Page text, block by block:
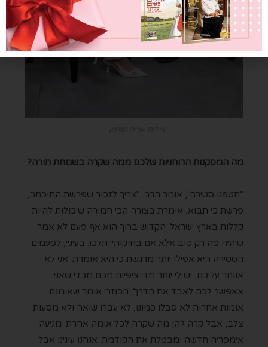
מה המסקנות הרוחניות שלכם ממה שקרה בשמחת תורה?
"חטפנו סטירה", אומר הרב. "צריך לזכור שפרשת התוכחה,
פרשת כי תבוא, אומרת בצורה הכי חמורה שיכולות להיות
קללות בארץ ישראל. הקדוש ברוך הוא אף פעם לא אמר
שיהיה פה רק טוב אלא אם בחוקותיי תלכו. בעיניי, לפעמים
הסטירה היא אפילו יותר מרגשת כי היא אומרת 'אני לא
אוותר עליכם, יש לי יותר מדי ציפיות מכם מכדי שאני
אאפשר לכם לאבד את הדרך'. הכוזרי אומר שאומנם
אומות אחרות לא סבלו כמונו, לא עברו שואה ולא מסעות
צלב, אבל קרה להן מה שקרה לכל אומה אחרת: מגיעה
אימפריה חדשה ומבטלת את הקודמת. אנחנו עונינו אבל